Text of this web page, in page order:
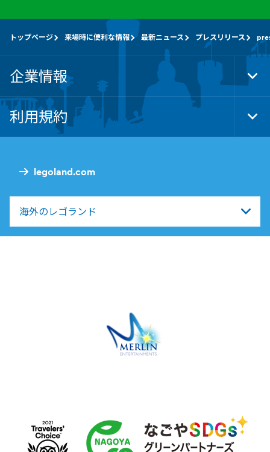
legoland.com
海外のレゴランド
トップページ 来場時に便利な情報 最新ニュース プレスリリース
企業情報
利用規約